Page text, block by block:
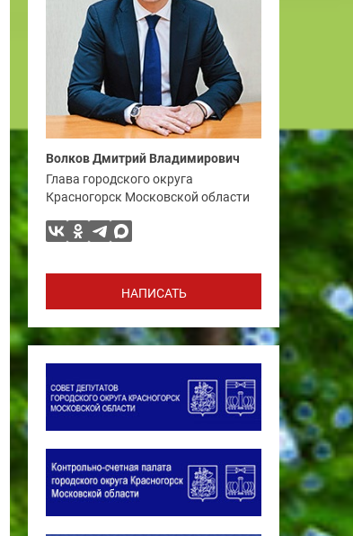
Волков Дмитрий Владимирович
Глава городского округа
Красногорск Московской области
НАПИСАТЬ